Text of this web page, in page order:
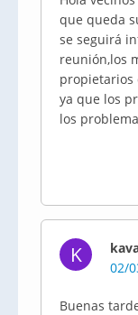
que queda
se seguirá
reunión,los
propietarios
ya que los
los
K
02/
Buenas